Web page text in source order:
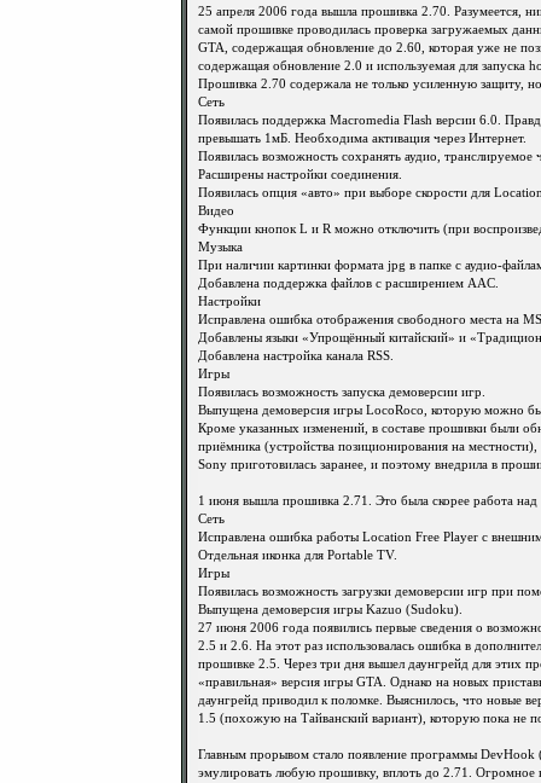
25 апреля 2006 года вышла прошивка 2.70. Разумеется,
самой прошивке проводилась проверка загружаемых
GTA, содержащая обновление до 2.60, которая уже не
содержащая обновление 2.0 и используемая для запуска
Прошивка 2.70 содержала не только усиленную защиту,
Сеть
Появилась поддержка Macromedia Flash версии 6.0.
превышать 1мБ. Необходима активация через Интернет.
Появилась возможность сохранять аудио, транслируемое
Расширены настройки соединения.
Появилась опция «авто» при выборе скорости для
Видео
Функции кнопок L и R можно отключить (при
Музыка
При наличии картинки формата jpg в папке с аудио-
Добавлена поддержка файлов с расширением AAC.
Настройки
Исправлена ошибка отображения свободного места на
Добавлены языки «Упрощённый китайский» и
Добавлена настройка канала RSS.
Игры
Появилась возможность запуска демоверсии игр.
Выпущена демоверсия игры LocoRoco, которую можно
Кроме указанных изменений, в составе прошивки были
приёмника (устройства позиционирования на
Sony приготовилась заранее, и поэтому внедрила в
1 июня вышла прошивка 2.71. Это была скорее работа
Сеть
Исправлена ошибка работы Location Free Player с
Отдельная иконка для Portable TV.
Игры
Появилась возможность загрузки демоверсии игр при
Выпущена демоверсия игры Kazuo (Sudoku).
27 июня 2006 года появились первые сведения о
2.5 и 2.6. На этот раз использовалась ошибка в
прошивке 2.5. Через три дня вышел даунгрейд для этих
«правильная» версия игры GTA. Однако на новых
даунгрейд приводил к поломке. Выяснилось, что новые
1.5 (похожую на Тайванский вариант), которую пока не
Главным прорывом стало появление программы
эмулировать любую прошивку, вплоть до 2.71. Огромное